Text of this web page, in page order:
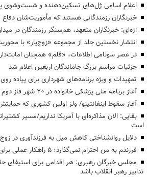
اعلام اسامی ژل‌های تسکین‌دهنده و شست‌وشوی
خبرنگاران رزمندگانی هستند که مأموریت‌شان
اژه‌ای: خبرنگاران متعهد، هم‌سنگر رزمندگان در
انتشار نخستین جلد از مجموعه «زوج‌یار» با
در عصر سونامی اطلاعات، «قلم» همچنان
جزئیات مراسم بزرگ جاماندگان اربعین اعلام شد
تمهیدات و ویژه برنامه‌های شهرداری برای پیاده
آغاز برنامه ملی پزشکی خانواده در ۲۰ شهر فاز دوم با حضور «پزشکیان»
آغاز سقوط اینفانتینو/ ولز اولین کشوری که
بقایی: الان مذاکره‌ای با آمریکا نداریم/مسیر
است
دلایل روانشناختی کاهش میل به فرزندآوری در
فرزندم به من احترام نمی‌گذارد؛ ۵ راهکار عملی برای معکوس کردن این رفتار
مجلس خبرگان رهبری: هر اقدامی برای استیفای
تدابیر رهبر انقلاب باشد